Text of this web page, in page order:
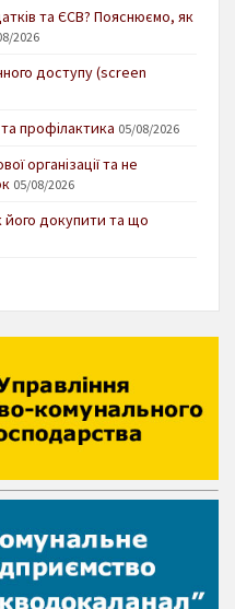
та ЄСВ? Пояснюємо, як
2026
доступу (screen
профілактика 05/08/2026
організації та не
05/08/2026
його докупити та що